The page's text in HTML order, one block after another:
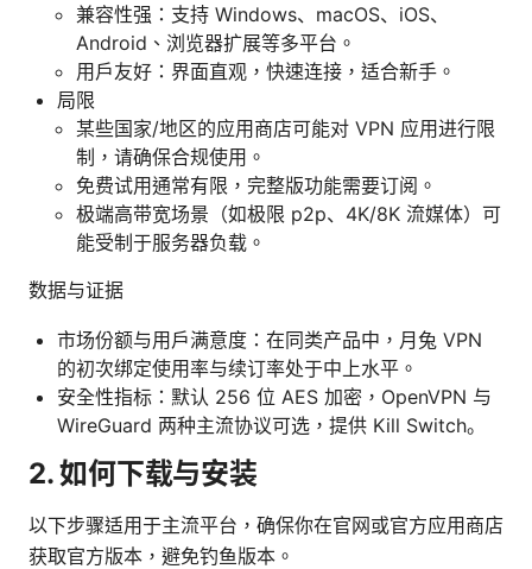
兼容性强：支持 Windows、macOS、iOS、
Android、浏览器扩展等多平台。
用户友好：界面直观，快速连接，适合新手。
局限
某些国家/地区的应用商店可能对 VPN 应用进行限
制，请确保合规使用。
免费试用通常有限，完整版功能需要订阅。
极端高带宽场景（如极限 p2p、4K/8K 流媒体）可
能受制于服务器负载。
数据与证据
市场份额与用户满意度：在同类产品中，月兔 VPN
的初次绑定使用率与续订率处于中上水平。
安全性指标：默认 256 位 AES 加密，OpenVPN 与
WireGuard 两种主流协议可选，提供 Kill Switch。
2. 如何下载与安装
以下步骤适用于主流平台，确保你在官网或官方应用商店
获取官方版本，避免钓鱼版本。